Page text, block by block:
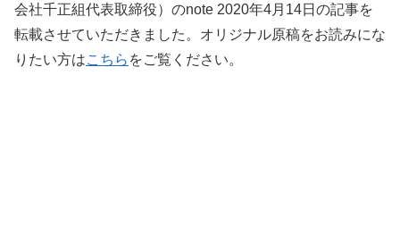
会社千正組代表取締役）のnote 2020年4月14日の記事を
転載させていただきました。オリジナル原稿をお読みにな
りたい方はこちら をご覧ください。